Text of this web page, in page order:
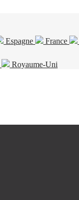
Espagne France
Royaume-Uni